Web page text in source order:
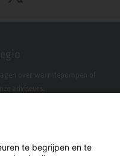
te begrijpen en te